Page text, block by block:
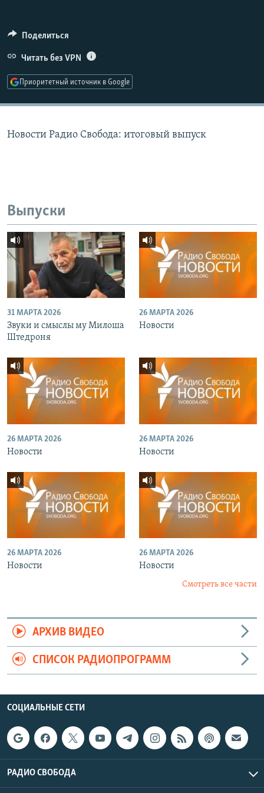
ПОДПИШИТЕСЬ НА РАССЫЛКУ
СОЦИАЛЬНЫЕ СЕТИ
Поделиться
Читать без VPN
Приоритетный источник в Google
Новости Радио Свобода: итоговый выпуск
Выпуски
31 МАРТА 2026
Звуки и смыслы му Милоша
Штедроня
26 МАРТА 2026
Новости
26 МАРТА 2026
Новости
26 МАРТА 2026
Новости
26 МАРТА 2026
Новости
26 МАРТА 2026
Новости
Смотреть все части
АРХИВ ВИДЕО
СПИСОК РАДИОПРОГРАММ
СОЦИАЛЬНЫЕ СЕТИ
РАДИО СВОБОДА